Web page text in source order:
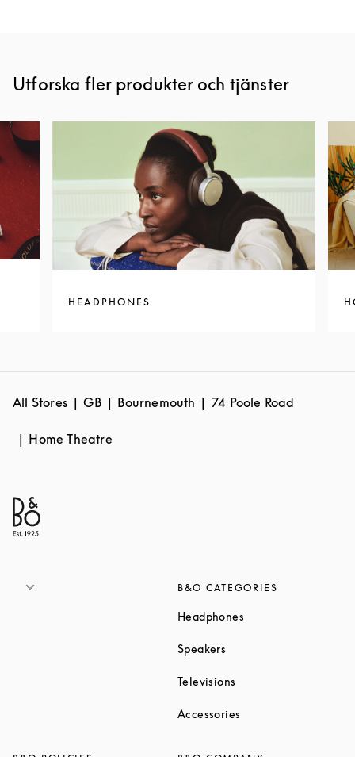
Utforska fler produkter och tjänster
HEADPHONES
All Stores GB Bournemouth 74 Poole Road
Home Theatre
B&O CATEGORIES
Headphones
Speakers
Televisions
Accessories